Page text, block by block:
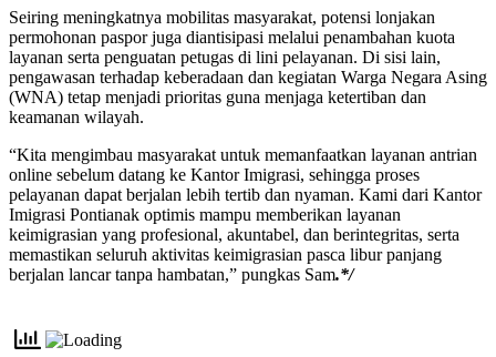
Seiring meningkatnya mobilitas masyarakat, potensi lonjakan
permohonan paspor juga diantisipasi melalui penambahan kuota
layanan serta penguatan petugas di lini pelayanan. Di sisi lain,
pengawasan terhadap keberadaan dan kegiatan Warga Negara Asing
(WNA) tetap menjadi prioritas guna menjaga ketertiban dan
keamanan wilayah.
“Kita mengimbau masyarakat untuk memanfaatkan layanan antrian
online sebelum datang ke Kantor Imigrasi, sehingga proses
pelayanan dapat berjalan lebih tertib dan nyaman. Kami dari Kantor
Imigrasi Pontianak optimis mampu memberikan layanan
keimigrasian yang profesional, akuntabel, dan berintegritas, serta
memastikan seluruh aktivitas keimigrasian pasca libur panjang
berjalan lancar tanpa hambatan,” pungkas Sam.*/